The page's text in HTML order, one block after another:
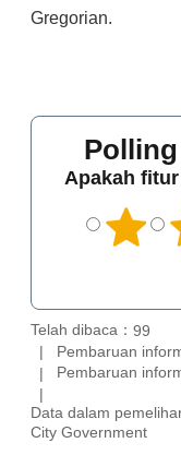
Gregorian.
Apakah
Telah dibaca： 99
Pembaruan
Pembaruan
Data dalam
City Government